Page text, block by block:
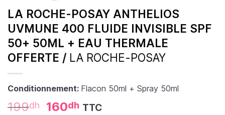
LA ROCHE-POSAY ANTHELIOS
UVMUNE 400 FLUIDE INVISIBLE SPF
50+ 50ML + EAU THERMALE
OFFERTE / LA ROCHE-POSAY
Conditionnement: Flacon 50ml + Spray 50ml
199dh 160dh TTC